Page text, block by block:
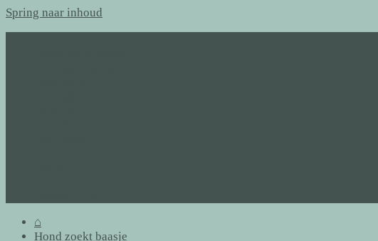
Spring naar inhoud
⌂
Hond zoekt baasje